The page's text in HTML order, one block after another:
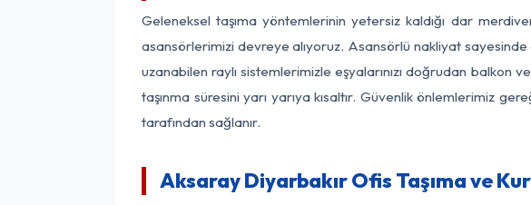
Geleneksel taşıma yöntemlerinin yetersiz kaldığı dar
asansörlerimizi devreye alıyoruz. Asansörlü nakliyat sayesinde
uzanabilen raylı sistemlerimizle eşyalarınızı doğrudan
taşınma süresini yarı yarıya kısaltır. Güvenlik önlemlerimiz
tarafından sağlanır.
Aksaray Diyarbakır Ofis Taşıma ve